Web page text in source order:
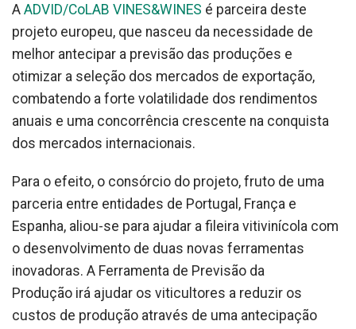
A ADVID/CoLAB VINES&WINES é parceira deste
projeto europeu, que nasceu da necessidade de
melhor antecipar a previsão das produções e
otimizar a seleção dos mercados de exportação,
combatendo a forte volatilidade dos rendimentos
anuais e uma concorrência crescente na conquista
dos mercados internacionais.
Para o efeito, o consórcio do projeto, fruto de uma
parceria entre entidades de Portugal, França e
Espanha, aliou-se para ajudar a fileira vitivinícola com
o desenvolvimento de duas novas ferramentas
inovadoras. A Ferramenta de Previsão da
Produção irá ajudar os viticultores a reduzir os
custos de produção através de uma antecipação